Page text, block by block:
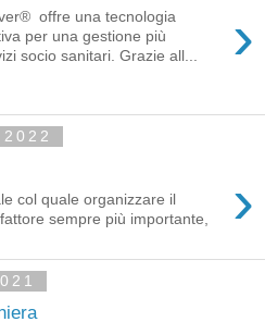
›
offre una tecnologia
per una gestione più
socio sanitari. Grazie all...
›
col quale organizzare il
sempre più importante,